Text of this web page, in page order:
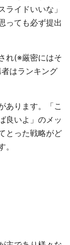
ライドいいな」
っても必ず提出
れ(※厳密にはそ
はランキング
あります。「こ
良いよ」のメッ
とった戦略がど